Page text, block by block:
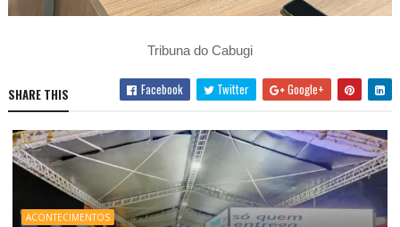
Tribuna do Cabugi
SHARE THIS Facebook Twitter Google+
ACONTECIMENTOS